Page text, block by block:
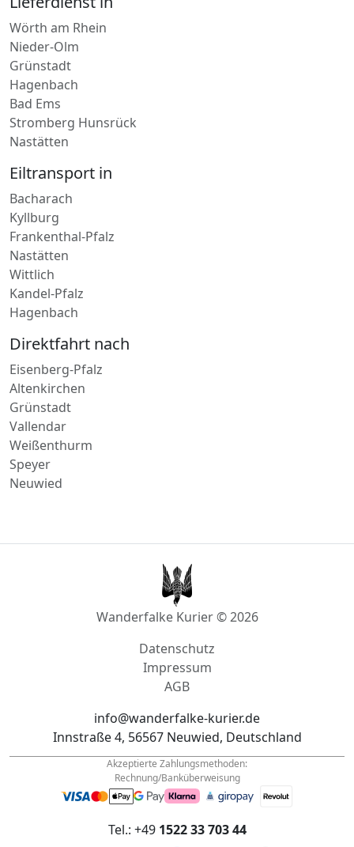
Nieder-Olm
Grünstadt
Hagenbach
Bad Ems
Stromberg Hunsrück
Nastätten
Eiltransport in
Kyllburg
Frankenthal-Pfalz
Nastätten
Wittlich
Kandel-Pfalz
Hagenbach
Direktfahrt nach
Altenkirchen
Grünstadt
Vallendar
Weißenthurm
Speyer
Neuwied
Wanderfalke Kurier © 2026
Datenschutz
AGB
info@wanderfalke-kurier.de
Akzeptierte Zahlungsmethoden:
Rechnung/Banküberweisung
Tel.: +491522 33 703 44